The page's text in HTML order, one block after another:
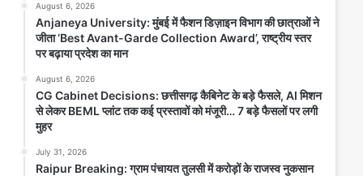
डिज़ाइन विभाग की छात्राओं ने जीता ‘Best
Avant-Garde Collection Award’,
राष्ट्रीय स्तर पर बढ़ाया प्रदेश का मान
Anjaneya University रायपुर। आंजनेय विश्वविद्यालय के
फैशन डिज़ाइन विभाग की छात्राओं ने राष्ट्रीय स्तर पर अपनी
रचनात्मक प्रतिभा...
August 6, 2026
Anjaneya University: मुंबई में फैशन डिज़ाइन विभाग की छात्राओं ने
जीता ‘Best Avant-Garde Collection Award’, राष्ट्रीय स्तर
पर बढ़ाया प्रदेश का मान
August 6, 2026
CG Cabinet Decisions: छत्तीसगढ़ कैबिनेट के बड़े फैसले, AI मिशन
से लेकर BEML प्लांट तक कई प्रस्तावों को मंजूरी… 7 बड़े फैसलों पर लगी
मुहर
July 31, 2026
Raipur Breaking: ग्राम पंचायत तुलसी में करोड़ों के राजस्व नुकसान